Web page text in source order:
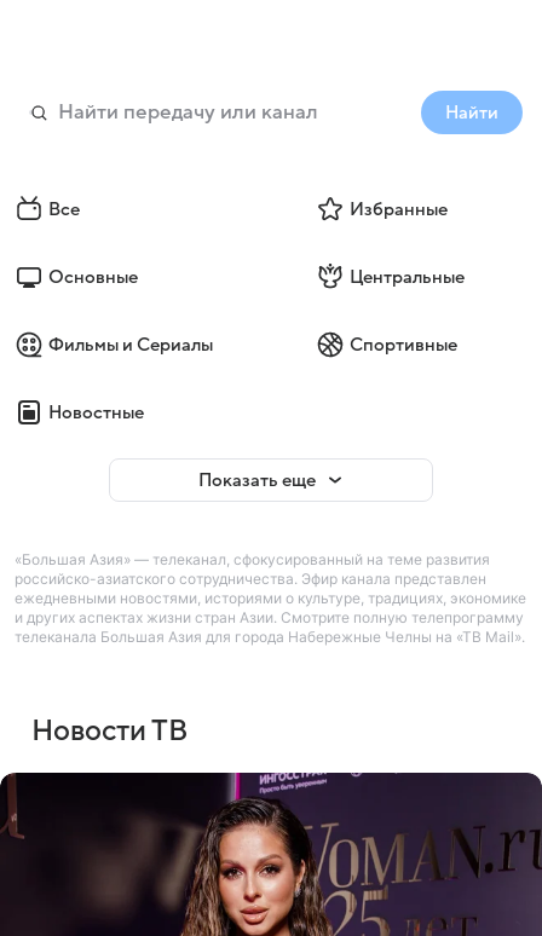
Найти
Все Избранные
Основные Центральные
Фильмы и Сериалы Спортивные
Новостные
Показать еще
«Большая Азия» — телеканал, сфокусированный на теме развития
российско-азиатского сотрудничества. Эфир канала представлен
ежедневными новостями, историями о культуре, традициях, экономике
и других аспектах жизни стран Азии. Смотрите полную телепрограмму
телеканала Большая Азия для города Набережные Челны на «ТВ Mail».
Новости ТВ